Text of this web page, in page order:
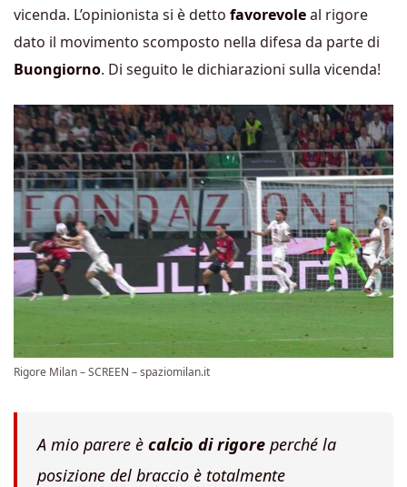
vicenda. L’opinionista si è detto favorevoleal rigore
dato il movimento scomposto nella difesa da parte di
Buongiorno. Di seguito le dichiarazioni sulla vicenda!
Rigore Milan – SCREEN – spaziomilan.it
A mio parere è calcio di rigore perché la
posizione del braccio è totalmente